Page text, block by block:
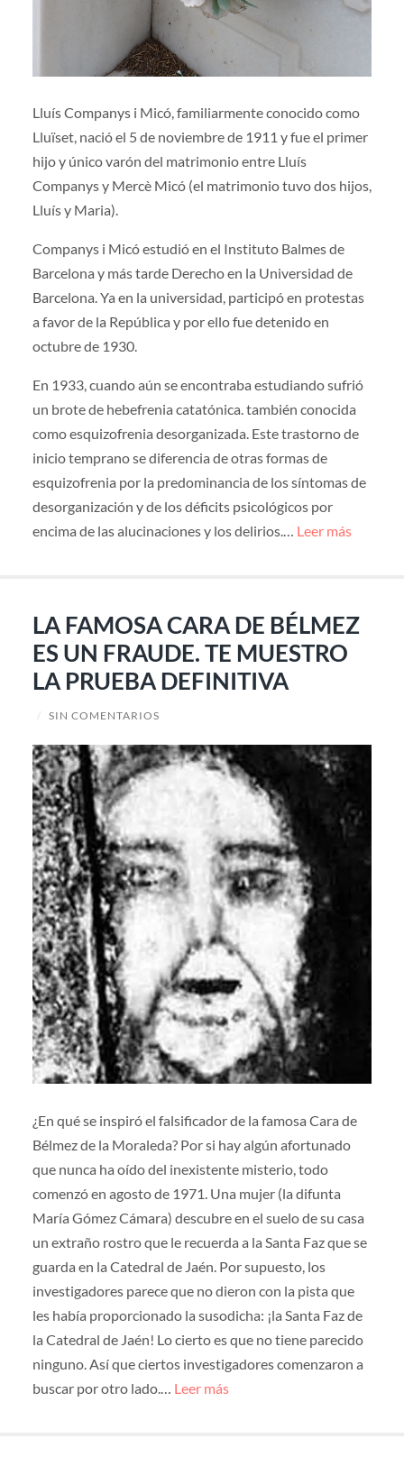
Lluís Companys i Micó, familiarmente conocido como
Lluïset, nació el 5 de noviembre de 1911 y fue el primer
hijo y único varón del matrimonio entre Lluís
Companys y Mercè Micó (el matrimonio tuvo dos hijos,
Lluís y Maria).
Companys i Micó estudió en el Instituto Balmes de
Barcelona y más tarde Derecho en la Universidad de
Barcelona. Ya en la universidad, participó en protestas
a favor de la República y por ello fue detenido en
octubre de 1930.
En 1933, cuando aún se encontraba estudiando sufrió
un brote de hebefrenia catatónica. también conocida
como esquizofrenia desorganizada. Este trastorno de
inicio temprano se diferencia de otras formas de
esquizofrenia por la predominancia de los síntomas de
desorganización y de los déficits psicológicos por
encima de las alucinaciones y los delirios.… Leer más
LA FAMOSA CARA DE BÉLMEZ
ES UN FRAUDE. TE MUESTRO
LA PRUEBA DEFINITIVA
/ SIN COMENTARIOS
¿En qué se inspiró el falsificador de la famosa Cara de
Bélmez de la Moraleda? Por si hay algún afortunado
que nunca ha oído del inexistente misterio, todo
comenzó en agosto de 1971. Una mujer (la difunta
María Gómez Cámara) descubre en el suelo de su casa
un extraño rostro que le recuerda a la Santa Faz que se
guarda en la Catedral de Jaén. Por supuesto, los
investigadores parece que no dieron con la pista que
les había proporcionado la susodicha: ¡la Santa Faz de
la Catedral de Jaén! Lo cierto es que no tiene parecido
ninguno. Así que ciertos investigadores comenzaron a
buscar por otro lado.… Leer más